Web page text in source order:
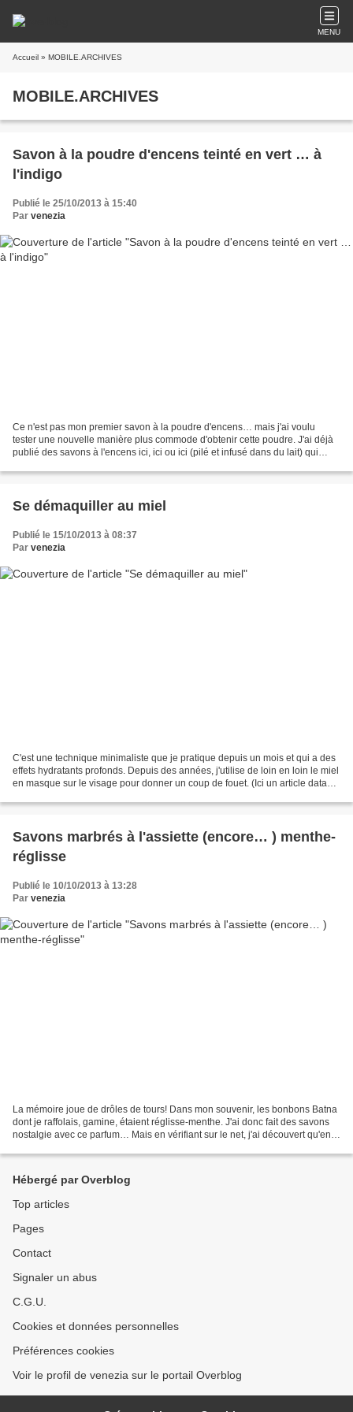
MENU
Accueil » MOBILE.ARCHIVES
MOBILE.ARCHIVES
Savon à la poudre d'encens teinté en vert … à
l'indigo
Publié le 25/10/2013 à 15:40
Par venezia
Ce n'est pas mon premier savon à la poudre d'encens… mais j'ai voulu
tester une nouvelle manière plus commode d'obtenir cette poudre. J'ai déjà
publié des savons à l'encens ici, ici ou ici (pilé et infusé dans du lait) qui
Se démaquiller au miel
Publié le 15/10/2013 à 08:37
Par venezia
C'est une technique minimaliste que je pratique depuis un mois et qui a des
effets hydratants profonds. Depuis des années, j'utilise de loin en loin le miel
en masque sur le visage pour donner un coup de fouet. (Ici un article datant
Savons marbrés à l'assiette (encore… ) menthe-
réglisse
Publié le 10/10/2013 à 13:28
Par venezia
La mémoire joue de drôles de tours! Dans mon souvenir, les bonbons Batna
dont je raffolais, gamine, étaient réglisse-menthe. J'ai donc fait des savons
nostalgie avec ce parfum… Mais en vérifiant sur le net, j'ai découvert qu'en
Hébergé par Overblog
Top articles
Pages
Contact
Signaler un abus
C.G.U.
Cookies et données personnelles
Préférences cookies
Voir le profil de venezia sur le portail Overblog